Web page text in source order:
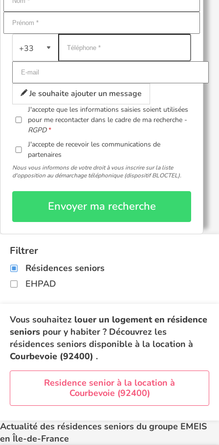
+33
Je souhaite ajouter un message
J'accepte que les informations saisies soient utilisées
pour me recontacter dans le cadre de ma recherche -
RGPD
J'accepte de recevoir les communications de
partenaires
Nous vous informons de votre droit à vous inscrire sur la liste
d'opposition au démarchage téléphonique (dispositif BLOCTEL).
Envoyer ma recherche
Filtrer
Résidences seniors
EHPAD
Vous souhaitez louer un logement en résidence
seniors pour y habiter ? Découvrez les
résidences seniors disponible à la location à
Courbevoie (92400) .
Residence senior à la location à
Courbevoie (92400)
Actualité des résidences seniors du groupe EMEIS
en Île-de-France